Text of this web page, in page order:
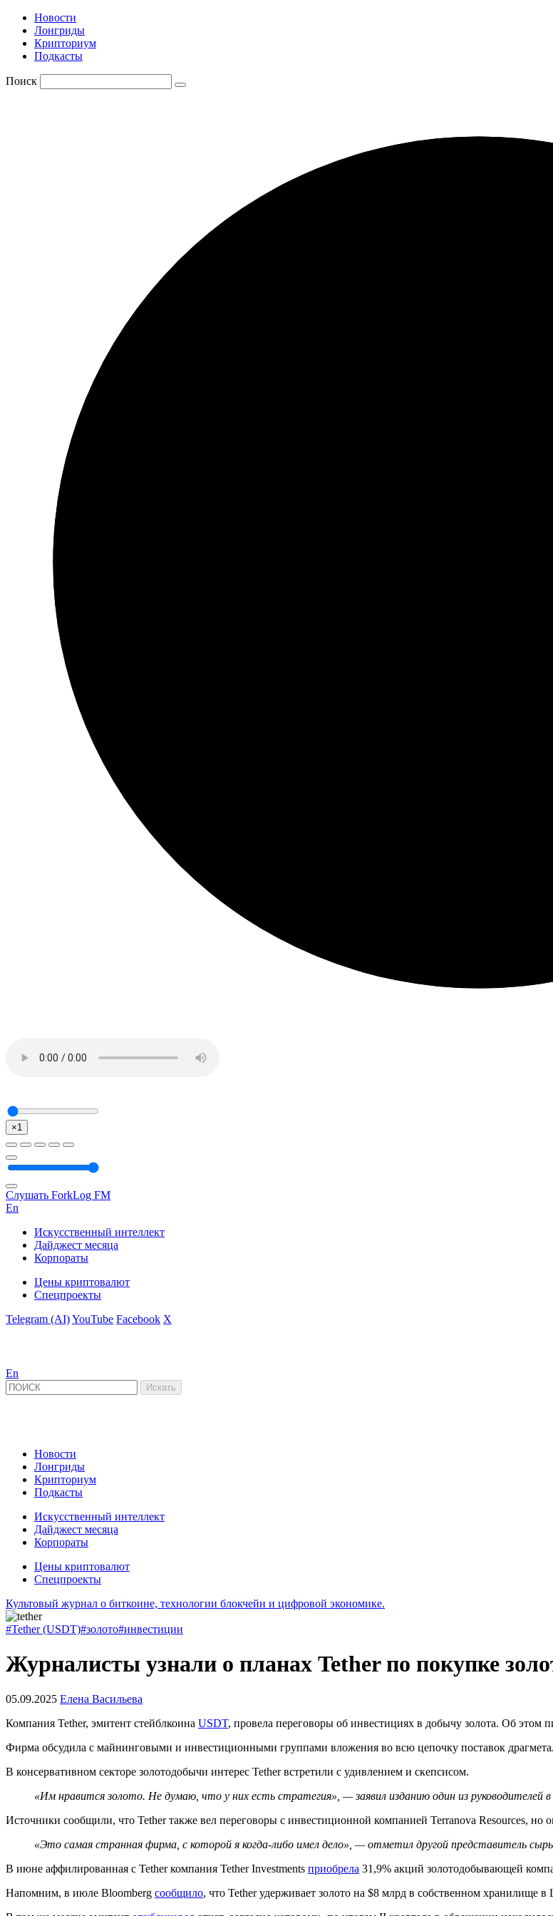
Новости
Лонгриды
Крипториум
Подкасты
Поиск
×1
Слушать ForkLog FM
En
Искусственный интеллект
Дайджест месяца
Корпораты
Цены криптовалют
Спецпроекты
Telegram (AI)YouTube Facebook X
En
Новости
Лонгриды
Крипториум
Подкасты
Искусственный интеллект
Дайджест месяца
Корпораты
Цены криптовалют
Спецпроекты
Культовый журнал о биткоине, технологии блокчейн и цифровой экономике.
#Tether (USDT)#золото#инвестиции
Журналисты узнали о планах Tether по покупке
05.09.2025 Елена Васильева
Компания Tether, эмитент стейблкоина USDT, провела переговоры об инвестициях в добычу золота. Об этом
Фирма обсудила с майнинговыми и инвестиционными группами вложения во всю цепочку поставок
В консервативном секторе золотодобычи интерес Tether встретили с удивлением и скепсисом.
«Им нравится золото. Не думаю, что у них есть стратегия», — заявил изданию один из руководителей
Источники сообщили, что Tether также вел переговоры с инвестиционной компанией Terranova Resources, но
«Это самая странная фирма, с которой я когда-либо имел дело», — отметил другой представитель
В июне аффилированная с Tether компания Tether Investments приобрела 31,9% акций золотодобывающей
Напомним, в июле Bloomberg сообщило, что Tether удерживает золото на $8 млрд в собственном хранилище